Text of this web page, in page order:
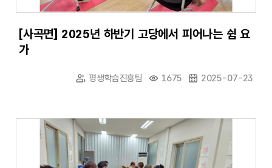
[사곡면] 2025년 하반기 고당에서 피어나는 쉼 요
가
평생학습진흥팀 1675 2025-07-23